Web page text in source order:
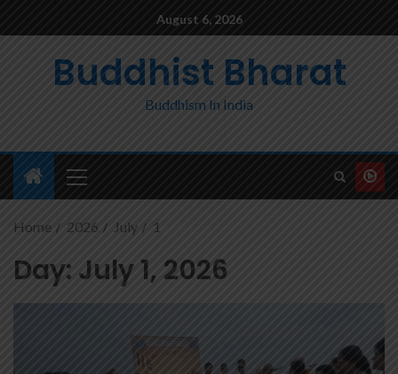
August 6, 2026
Buddhist Bharat
Buddhism In India
Home 2026 July 1
Day: July 1, 2026